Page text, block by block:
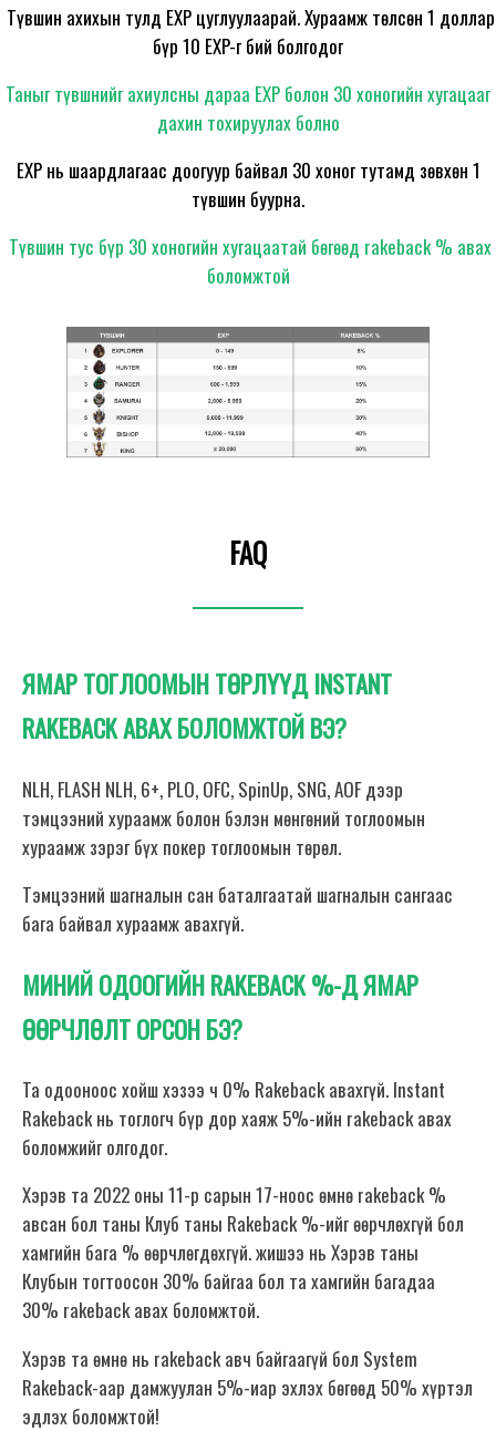
Түвшин ахихын тулд EXP цуглуулаарай. Хураамж төлсөн 1 доллар
бүр 10 EXP-г бий болгодог
Таныг түвшнийг ахиулсны дараа EXP болон 30 хоногийн хугацааг
дахин тохируулах болно
EXP нь шаардлагаас доогуур байвал 30 хоног тутамд зөвхөн 1
түвшин буурна.
Түвшин тус бүр 30 хоногийн хугацаатай бөгөөд rakeback % авах
боломжтой
FAQ
ЯМАР ТОГЛООМЫН ТӨРЛҮҮД INSTANT
RAKEBACK АВАХ БОЛОМЖТОЙ ВЭ?
NLH, FLASH NLH, 6+, PLO, OFC, SpinUp, SNG, AOF дээр
тэмцээний хураамж болон бэлэн мөнгөний тоглоомын
хураамж зэрэг бүх покер тоглоомын төрөл.
Тэмцээний шагналын сан баталгаатай шагналын сангаас
бага байвал хураамж авахгүй.
МИНИЙ ОДООГИЙН RAKEBACK %-Д ЯМАР
ӨӨРЧЛӨЛТ ОРСОН БЭ?
Та одооноос хойш хэзээ ч 0% Rakeback авахгүй. Instant
Rakeback нь тоглогч бүр дор хаяж 5%-ийн rakeback авах
боломжийг олгодог.
Хэрэв та 2022 оны 11-р сарын 17-ноос өмнө rakeback %
авсан бол таны Клуб таны Rakeback %-ийг өөрчлөхгүй бол
хамгийн бага % өөрчлөгдөхгүй. жишээ нь Хэрэв таны
Клубын тогтоосон 30% байгаа бол та хамгийн багадаа
30% rakeback авах боломжтой.
Хэрэв та өмнө нь rakeback авч байгаагүй бол System
Rakeback-аар дамжуулан 5%-иар эхлэх бөгөөд 50% хүртэл
эдлэх боломжтой!